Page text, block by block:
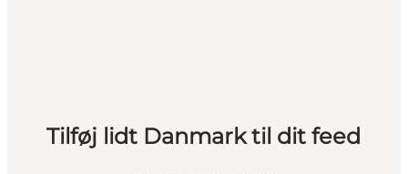
Tilføj lidt Danmark til dit feed